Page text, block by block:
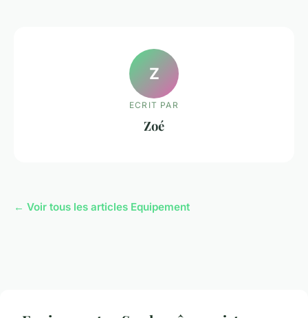
Z
ECRIT PAR
Zoé
← Voir tous les articles Equipement